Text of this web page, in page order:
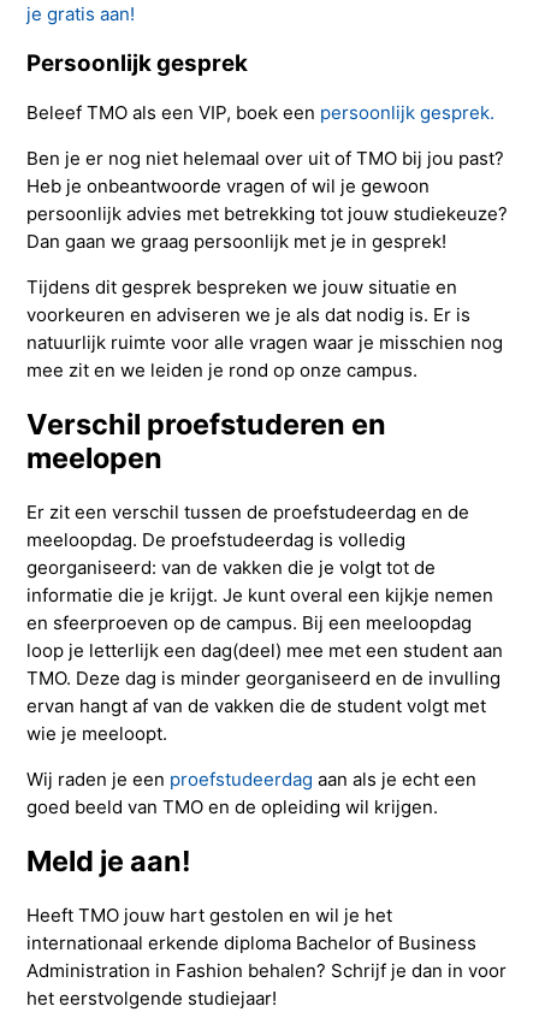
je gratis aan!
Persoonlijk gesprek
Beleef TMO als een VIP, boek een persoonlijk gesprek.
Ben je er nog niet helemaal over uit of TMO bij jou past?
Heb je onbeantwoorde vragen of wil je gewoon
persoonlijk advies met betrekking tot jouw studiekeuze?
Dan gaan we graag persoonlijk met je in gesprek!
Tijdens dit gesprek bespreken we jouw situatie en
voorkeuren en adviseren we je als dat nodig is. Er is
natuurlijk ruimte voor alle vragen waar je misschien nog
mee zit en we leiden je rond op onze campus.
Verschil proefstuderen en
meelopen
Er zit een verschil tussen de proefstudeerdag en de
meeloopdag. De proefstudeerdag is volledig
georganiseerd: van de vakken die je volgt tot de
informatie die je krijgt. Je kunt overal een kijkje nemen
en sfeerproeven op de campus. Bij een meeloopdag
loop je letterlijk een dag(deel) mee met een student aan
TMO. Deze dag is minder georganiseerd en de invulling
ervan hangt af van de vakken die de student volgt met
wie je meeloopt.
Wij raden je een proefstudeerdag aan als je echt een
goed beeld van TMO en de opleiding wil krijgen.
Meld je aan!
Heeft TMO jouw hart gestolen en wil je het
internationaal erkende diploma Bachelor of Business
Administration in Fashion behalen? Schrijf je dan in voor
het eerstvolgende studiejaar!